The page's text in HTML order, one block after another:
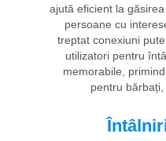
ajută eficient la
persoane cu
treptat conexiuni
utilizatori pentru
memorabile,
pentru bărbați,